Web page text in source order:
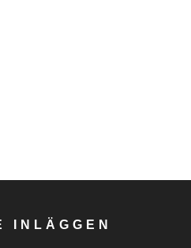
INLÄGGEN